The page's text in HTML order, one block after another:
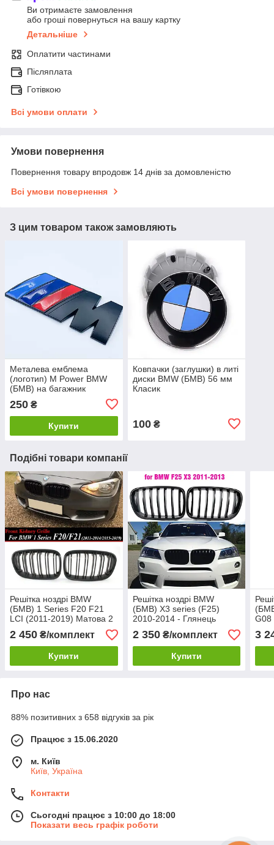
Ви отримаєте замовлення
або гроші повернуться на вашу картку
Детальніше
Оплатити частинами
Післяплата
Готівкою
Всі умови оплати
Умови повернення
Повернення товару впродовж 14 днів за домовленістю
Всі умови повернення
З цим товаром також замовляють
Металева емблема
(логотип) M Power BMW
(БМВ) на багажник
Триколірна Чорна (8.3 x
3.2см)
250 ₴
Купити
Ковпачки (заглушки) в литі
диски BMW (БМВ) 56 мм
Класик
100₴
Подібні товари компанії
Решітка ноздрі BMW
(БМВ) 1 Series F20 F21
LCI (2011-2019) Матова 2
ребра
2 450 ₴/комплект
Купити
Решітка ноздрі BMW
(БМВ) X3 series (F25)
2010-2014 - Глянець
2 350₴/комплект
Купити
G08
3
Про нас
88% позитивних з 658 відгуків за рік
Працює з 15.06.2020
м. Київ
Київ, Україна
Контакти
Сьогодні працює з 10:00 до 18:00
Показати весь графік роботи